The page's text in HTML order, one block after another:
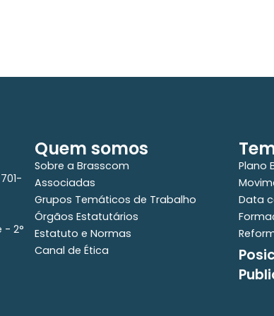
- 2°
Quem somos
Sobre a Brasscom
Associadas
Grupos Temáticos de Trabalho
Órgãos Estatutários
Estatuto e Normas
Canal de Ética
Plano
Data